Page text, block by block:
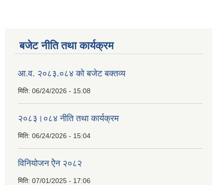
बजेट नीति तथा कार्यक्रम
आ.व. २०८३.०८४ को बजेट बक्तव्य
मिति: 06/24/2026 - 15:08
२०८३।०८४ नीति तथा कार्यक्रम
मिति: 06/24/2026 - 15:04
विनियोजन ऐेन २०८२
मिति: 07/01/2025 - 17:06